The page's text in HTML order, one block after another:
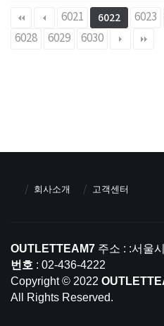
6021 6022 6023
6028
6029 6030
회사소개 고객센터
OUTLETTEAM7 주소 : :서울
번호 : 02-436-4222
Copyright © 2022
All Rights Reserved.